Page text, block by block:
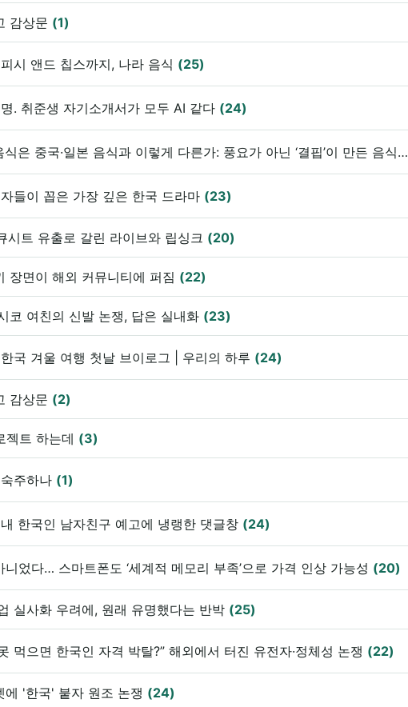
감상문 (1)
시 앤드 칩스까지, 나라 음식 (25)
. 취준생 자기소개서가 모두 AI 같다 (24)
왜 한국 음식은 중국·일본 음식과 이렇게 다른가: 풍요가 아닌 ‘결핍’이 만든 음식 문화
들이 꼽은 가장 깊은 한국 드라마 (23)
시트 유출로 갈린 라이브와 립싱크 (20)
장면이 해외 커뮤니티에 퍼짐 (22)
코 여친의 신발 논쟁, 답은 실내화 (23)
국 겨울 여행 첫날 브이로그 | 우리의 하루 (24)
감상문 (2)
젝트 하는데 (3)
주하나 (1)
한국인 남자친구 예고에 냉랭한 댓글창 (24)
니었다… 스마트폰도 ‘세계적 메모리 부족’으로 가격 인상 가능성 (20)
실사화 우려에, 원래 유명했다는 반박 (25)
먹으면 한국인 자격 박탈?” 해외에서 터진 유전자·정체성 논쟁 (22)
에 '한국' 붙자 원조 논쟁 (24)